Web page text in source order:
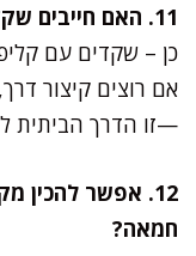
11. האם חייבים שקדים קלופים?
כן – שקדים עם
אם רוצים קיצור
—זו הדרך הביתית
12. אפשר להכין
חמאה?